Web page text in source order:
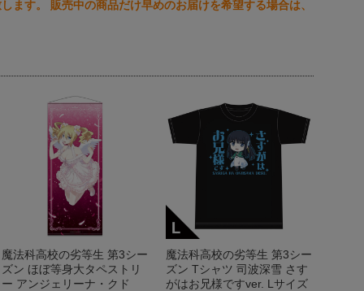
ます。 販売中の商品だけ早めのお届けを希望する場合は、
魔法科高校の劣等生 第3シー
ズン ほぼ等身大タペストリ
ー アンジェリーナ・クド
魔法科高校の劣等生 第3シー
ズン Tシャツ 司波深雪 さす
がはお兄様ですver. Lサイズ